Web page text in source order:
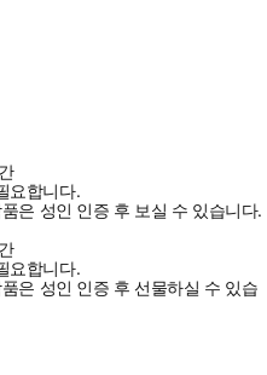
요합니다.
은 성인 인증 후 보실 수 있습니다.
요합니다.
은 성인 인증 후 선물하실 수 있습